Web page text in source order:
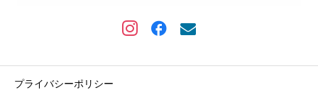
プライバシーポリシー